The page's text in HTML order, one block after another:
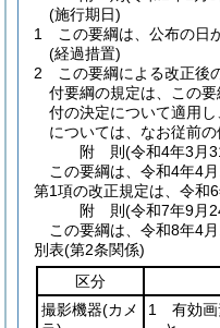
(施行期日)
1
この要綱は、公布の日
(経過措置)
2
この要綱による改正後
付要綱の規定は、この
付の決定について適用
については、なお従前の
附 則(令和4年3月
この要綱は、令和4年4
第1項の改正規定は、令和
附 則(令和7年9月
この要綱は、令和8年4
別表(第2条関係)
区分
撮影機器(カメ
1 有効画